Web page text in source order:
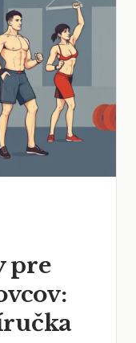
pre